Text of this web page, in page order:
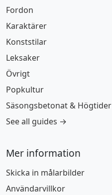
Fordon
Karaktärer
Konststilar
Leksaker
Övrigt
Popkultur
Säsongsbetonat & Högtider
See all guides →
Mer information
Skicka in målarbilder
Användarvillkor